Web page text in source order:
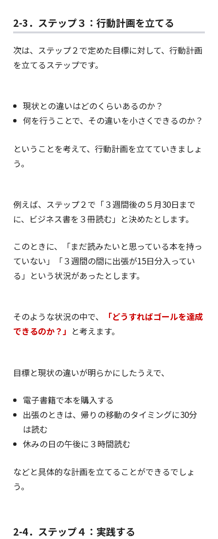
2-3．ステップ３：行動計画を立てる
次は、ステップ２で定めた目標に対して、行動計画
を立てるステップです。
現状との違いはどのくらいあるのか？
何を行うことで、その違いを小さくできるのか？
ということを考えて、行動計画を立てていきましょ
う。
例えば、ステップ２で「３週間後の５月30日まで
に、ビジネス書を３冊読む」と決めたとします。
このときに、「まだ読みたいと思っている本を持っ
ていない」「３週間の間に出張が15日分入ってい
る」という状況があったとします。
そのような状況の中で、
「どうすればゴールを達成
できるのか？」 と考えます。
目標と現状の違いが明らかにしたうえで、
電子書籍で本を購入する
出張のときは、帰りの移動のタイミングに30分
は読む
休みの日の午後に３時間読む
などと具体的な計画を立てることができるでしょ
う。
2-4．ステップ４：実践する